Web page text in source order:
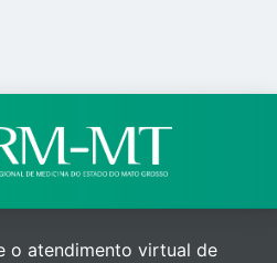
o atendimento virtual de